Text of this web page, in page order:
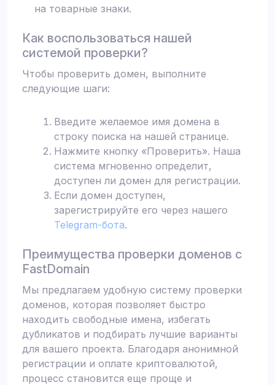
на товарные знаки.
Как воспользоваться нашей
системой проверки?
Чтобы проверить домен, выполните
следующие шаги:
Введите желаемое имя домена в
строку поиска на нашей странице.
Нажмите кнопку «Проверить». Наша
система мгновенно определит,
доступен ли домен для регистрации.
Если домен доступен,
зарегистрируйте его через нашего
Telegram-бота.
Преимущества проверки доменов с
FastDomain
Мы предлагаем удобную систему проверки
доменов, которая позволяет быстро
находить свободные имена, избегать
дубликатов и подбирать лучшие варианты
для вашего проекта. Благодаря анонимной
регистрации и оплате криптовалютой,
процесс становится еще проще и